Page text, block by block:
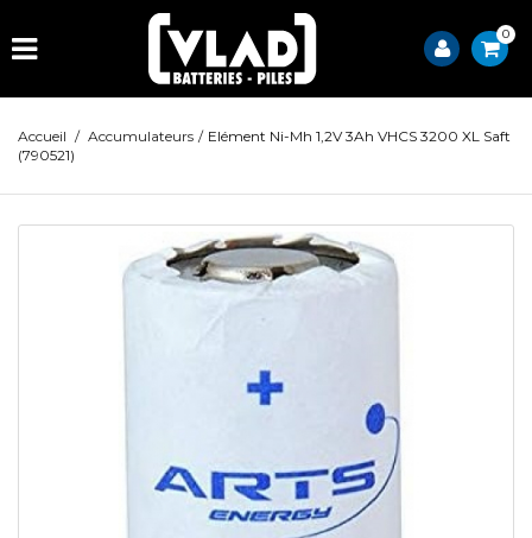
0
Accueil / Accumulateurs / Elément Ni-Mh 1,2V 3Ah VHCS 3200 XL Saft
(790521)